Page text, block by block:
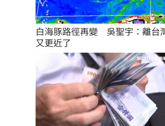
白海豚路徑再變　吳聖宇：離台
又更近了